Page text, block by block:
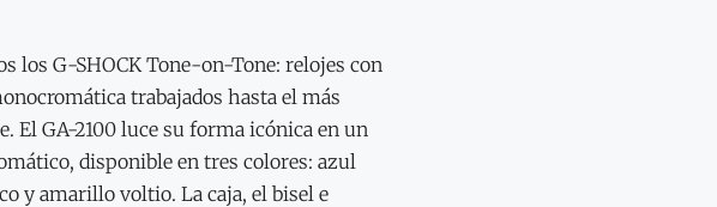
los G-SHOCK Tone-on-Tone: relojes con
trabajados hasta el más
El GA-2100 luce su forma icónica en un
disponible en tres colores: azul
y amarillo voltio. La caja, el bisel e